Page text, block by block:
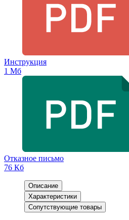
Инструкция
1 Мб
Отказное письмо
76 Кб
Описание
Характеристики
Сопутствующие товары